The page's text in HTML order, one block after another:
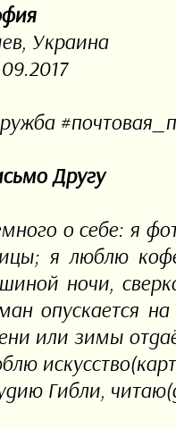
Украина
Другу
о себе: я
я люблю
ночи,
опускается
или зимы
Гибли,